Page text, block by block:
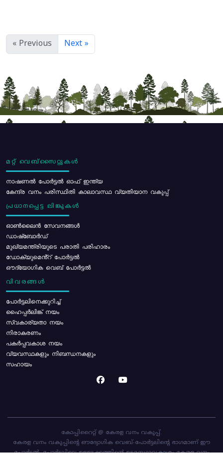
« Previous Next »
മറ്റ് വെബ്സൈറ്റുകൾ
നാഷണൽ പോർട്ടൽ ഓഫ് ഇന്ത്യ
കേന്ദ്ര വനം പരിസ്ഥിതി കാലാവസ്ഥ വ്യതിയാന വകുപ്പ്
പ്രധാനപ്പെട്ട ലിങ്കുകൾ
ഓൺലൈൻ സേവനങ്ങൾ
ഡാഷ്ബോർഡ്
മുഖ്യമന്ത്രിയുടെ പരാതി പരിഹാരം
ഡോക്യുമെൻ്റ് പോർട്ടൽ
ഔദ്യോഗിക വെബ് പോർട്ടൽ
വിവരങ്ങൾ
പോര്‍ട്ടലിനെക്കുറിച്ച്
ഹൈപ്പർലിങ്ക് നയം
സ്വകാര്യതാ നയം
നിരാകരണം
പകർപ്പവകാശ നയം
വ്യവസ്ഥകളും നിബന്ധനകളും
സഹായം
കോപ്പിറൈറ്റ് @ കേരള വനം വകുപ്പ്.
കേരള വനം വകുപ്പിന്റെ ഔദ്യോഗിക വെബ്-പോർട്ടലിന്റെ ഭാഗമാണ് ഈ
പോർട്ടൽ. പോർട്ടലിലെ ഉള്ളടക്കത്തിന്റെ ഉടമസ്ഥാവകാശം കേരള വനം